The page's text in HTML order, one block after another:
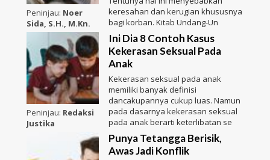
Peninjau: Noer
Sida, S.H., M.Kn.
keresahan dan kerugian khususnya
bagi korban. Kitab Undang-Un
Peninjau: Redaksi
Justika
Ini Dia 8 Contoh Kasus
Kekerasan Seksual Pada
Anak
Kekerasan seksual pada anak
memiliki banyak definisi
dancakupannya cukup luas. Namun
pada dasarnya kekerasan seksual
pada anak berarti keterlibatan se
Punya Tetangga Berisik,
Awas Jadi Konflik